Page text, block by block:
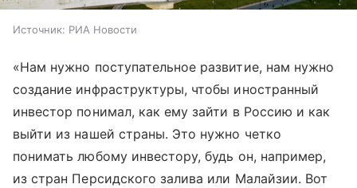
Источник: РИА Новости
«Нам нужно поступательное развитие, нам нужно
создание инфраструктуры, чтобы иностранный
инвестор понимал, как ему зайти в Россию и как
выйти из нашей страны. Это нужно четко
понимать любому инвестору, будь он, например,
из стран Персидского залива или Малайзии. Вот